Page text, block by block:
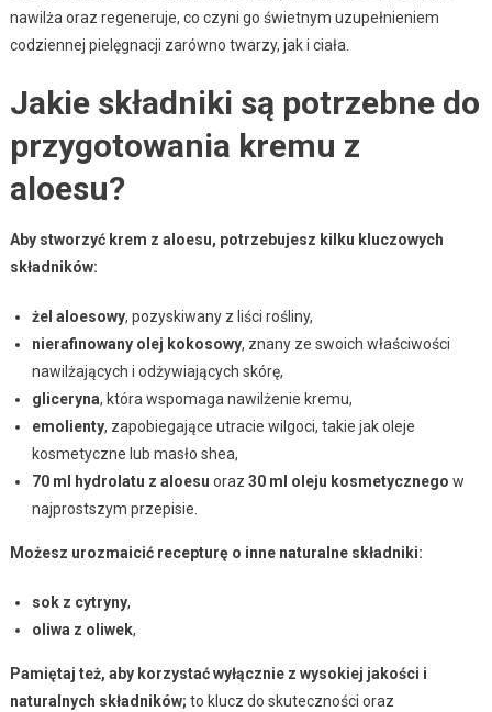
nawilża oraz regeneruje, co czyni go świetnym uzupełnieniem
codziennej pielęgnacji zarówno twarzy, jak i ciała.
Jakie składniki są potrzebne do
przygotowania kremu z
aloesu?
Aby stworzyć krem z aloesu, potrzebujesz kilku kluczowych
składników:
żel aloesowy, pozyskiwany z liści rośliny,
nierafinowany olej kokosowy, znany ze swoich właściwości
nawilżających i odżywiających skórę,
gliceryna, która wspomaga nawilżenie kremu,
emolienty, zapobiegające utracie wilgoci, takie jak oleje
kosmetyczne lub masło shea,
70 ml hydrolatu z aloesu oraz 30 ml oleju kosmetycznego w
najprostszym przepisie.
Możesz urozmaicić recepturę o inne naturalne składniki:
sok z cytryny,
oliwa z oliwek,
Pamiętaj też, aby korzystać wyłącznie z wysokiej jakości i
naturalnych składników; to klucz do skuteczności oraz